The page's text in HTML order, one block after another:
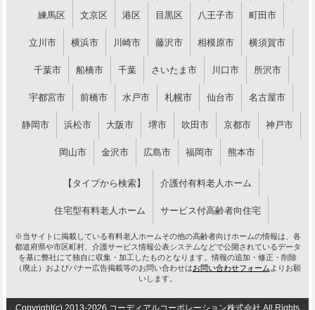
練馬区 文京区 港区 目黒区 八王子市 町田市
立川市 横浜市 川崎市 藤沢市 相模原市 横須賀市
千葉市 船橋市 千葉 さいたま市 川口市 所沢市
宇都宮市 前橋市 水戸市 札幌市 仙台市 名古屋市
静岡市 浜松市 大阪市 堺市 吹田市 京都市 神戸市
岡山市 金沢市 広島市 福岡市 熊本市
【タイプから検索】 介護付有料老人ホーム
住宅型有料老人ホーム サービス付高齢者向住宅
※当サイトに掲載している有料老人ホームその他の高齢者向けホームの情報は、各
都道府県や市区町村、介護サービス情報公表システムなどで公開されているデータ
を基に弊社にて独自に収集・加工したものとなります。情報の追加・修正・削除
（廃止）およびバナー広告掲載等のお問い合わせはお問い合わせフォーム よりお願
いします。
Copyright(c) 2013-2026 コーディアルコーポレーション株式会社 All Rights